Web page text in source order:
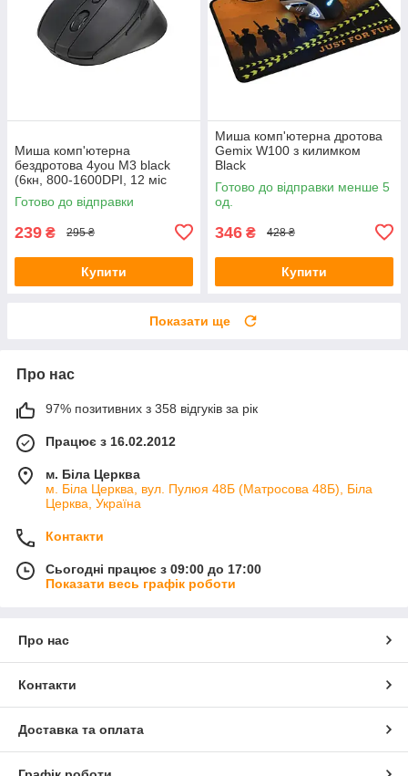
Миша комп'ютерна
бездротова 4you M3 black
(6кн, 800-1600DPI, 12 міс
гарантія)
Готово до відправки
239 ₴ 295 ₴
Купити
Миша комп'ютерна дротова
Gemix W100 з килимком
Black
Готово до відправки менше 5
од.
346 ₴ 428 ₴
Купити
Показати ще
Про нас
97% позитивних з 358 відгуків за рік
Працює з 16.02.2012
м. Біла Церква
м. Біла Церква, вул. Пулюя 48Б (Матросова 48Б), Біла
Церква, Україна
Контакти
Сьогодні працює з 09:00 до 17:00
Показати весь графік роботи
Про нас
Контакти
Доставка та оплата